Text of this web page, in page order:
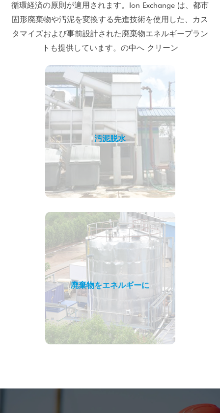
循環経済の原則が適用されます。Ion Exchange は、都市
固形廃棄物や汚泥を変換する先進技術を使用した、カス
タマイズおよび事前設計された廃棄物エネルギープラン
トも提供しています。の中へ クリーン
汚泥脱水
廃棄物をエネルギーに